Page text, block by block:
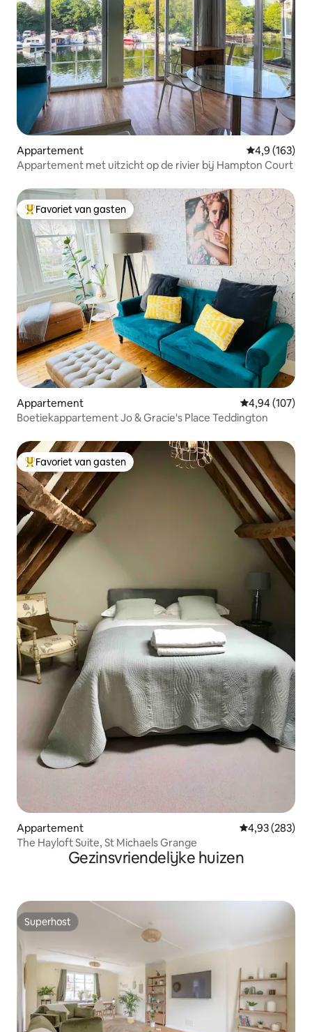
Appartement Gemiddelde
4,9 (163)
Appartement met uitzicht op de rivier bij Hampton Court
Topfavoriet van gasten
Favoriet van gasten
Appartement Gemiddelde
4,94 (107)
Boetiekappartement Jo & Gracie's Place Teddington
Topfavoriet van gasten
Favoriet van gasten
Appartement Gemiddelde
4,93 (283)
The Hayloft Suite, St Michaels Grange
Gezinsvriendelijke huizen
Superhost
Superhost